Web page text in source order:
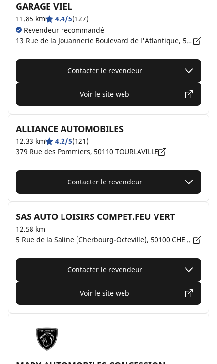
GARAGE VIEL
11.85 km 4.4/5(127)
Revendeur recommandé
13 Rue de la Jouannerie Boulevard de l'Atlantique, 50130 CHERBOURG OCTEVILLE
Contacter le revendeur
Voir le site web
ALLIANCE AUTOMOBILES
12.33 km 4.2/5(121)
379 Rue des Pommiers, 50110 TOURLAVILLE
Contacter le revendeur
SAS AUTO LOISIRS COMPET.FEU VERT
12.58 km
5 Rue de la Saline (Cherbourg-Octeville), 50100 CHERBOURG-EN-COTENTIN
Contacter le revendeur
Voir le site web